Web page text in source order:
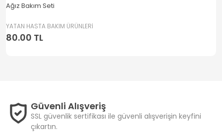
Ağız Bakım Seti
YATAN HASTA BAKIM ÜRÜNLERİ
80.00 TL
Güvenli Alışveriş
SSL güvenlik sertifikası ile güvenli alışverişin keyfini
çıkartın.